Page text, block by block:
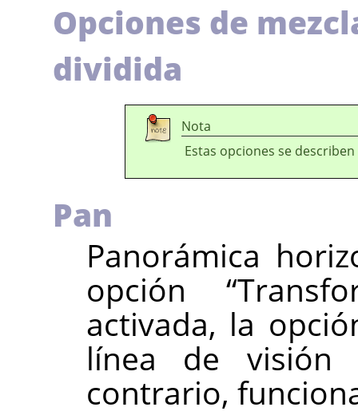
Opciones de
dividida
Nota
Estas opciones se
Pan
Panorámica
opción“
activada, la
línea de visión
contrario,